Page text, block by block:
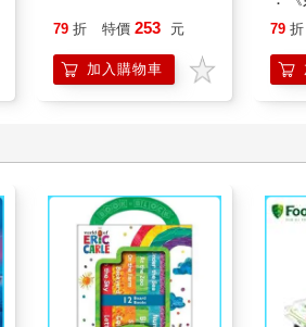
79 折 特價 253 元
加入購物車
喵
79 折